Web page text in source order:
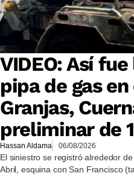
VIDEO: Así
pipa de gas
Granjas,
preliminar de
Hassan Aldama 06/08/2026
El siniestro se registró alrededor
Abril, esquina con San Francisco